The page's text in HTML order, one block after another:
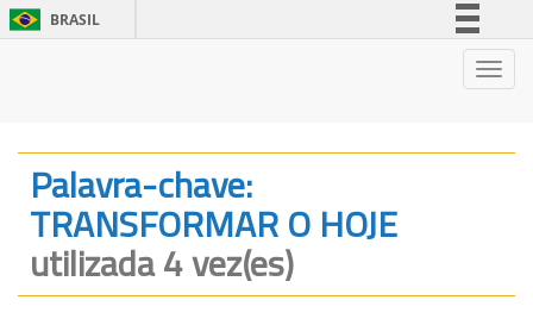
BRASIL
Canais
Palavra-chave:
TRANSFORMAR O HOJE
utilizada 4 vez(es)